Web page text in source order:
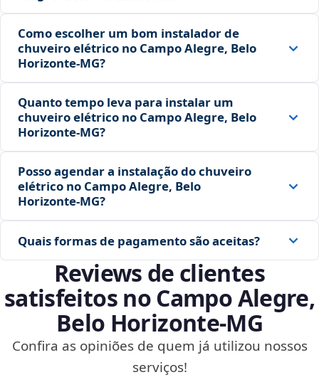
Como escolher um bom instalador de
chuveiro elétrico no Campo Alegre, Belo
Horizonte‑MG?
Quanto tempo leva para instalar um
chuveiro elétrico no Campo Alegre, Belo
Horizonte‑MG?
Posso agendar a instalação do chuveiro
elétrico no Campo Alegre, Belo
Horizonte‑MG?
Quais formas de pagamento são aceitas?
Reviews de clientes
satisfeitos no Campo Alegre,
Belo Horizonte‑MG
Confira as opiniões de quem já utilizou nossos
serviços!